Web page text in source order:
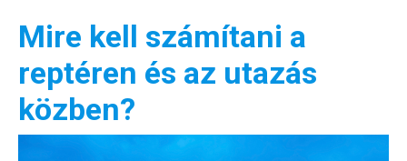
Email Cím*
Válaszd ki az ajándékod amit
Mire kell számítani a
reptéren és az utazás
közben?